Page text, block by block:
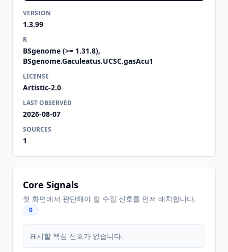
VERSION
1.3.99
R
BSgenome (>= 1.31.8),
BSgenome.Gaculeatus.UCSC.gasAcu1
LICENSE
Artistic-2.0
LAST OBSERVED
2026-08-07
SOURCES
1
Core Signals
첫 화면에서 판단해야 할 수집 신호를 먼저 배치합니다.
0
표시할 핵심 신호가 없습니다.